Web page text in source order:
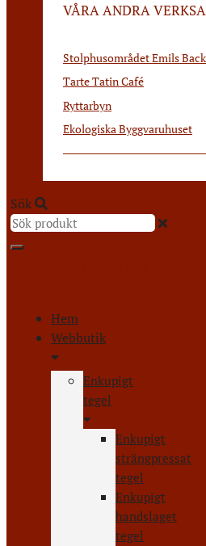
VÅRA ANDRA
Stolphusområdet Emils
Tarte Tatin Café
Ryttarbyn
Ekologiska Byggvaruhuset
Sök
Hem
Webbutik
Enkupigt
tegel
Enkupigt
strängpressat
tegel
Enkupigt
handslaget
tegel